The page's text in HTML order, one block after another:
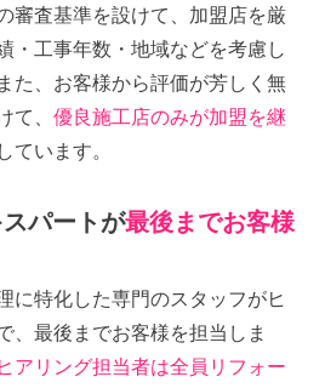
審査基準を設けて、加盟店を厳
・工事年数・地域などを考慮し
た、お客様から評価が芳しく無
て、優良施工店のみが加盟を継
しています。
パートが最後までお客様
に特化した専門のスタッフがヒ
、最後までお客様を担当しま
アリング担当者は全員リフォー